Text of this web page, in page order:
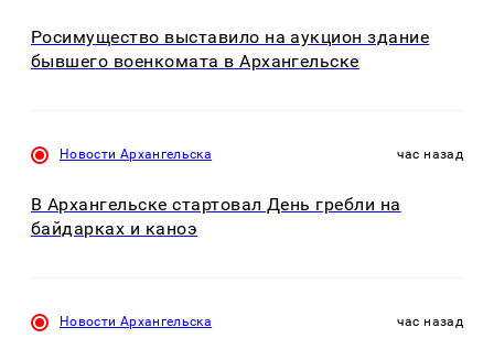
Росимущество выставило на аукцион здание
бывшего военкомата в Архангельске
Новости Архангельска час назад
В Архангельске стартовал День гребли на
байдарках и каноэ
Новости Архангельска час назад